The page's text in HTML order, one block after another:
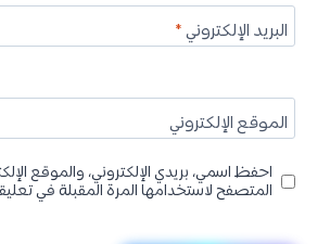
البريد الإلكتروني*
الموقع الإلكتروني
احفظ اسمي، بريدي الإلكتروني، والموقع
المتصفح لاستخدامها المرة المقبلة في